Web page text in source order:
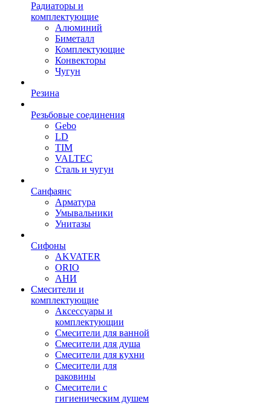
Радиаторы и
комплектующие
Алюминий
Биметалл
Комплектующие
Конвекторы
Чугун
Резина
Резьбовые соединения
Gebo
LD
TIM
VALTEC
Сталь и чугун
Санфаянс
Арматура
Умывальники
Унитазы
Сифоны
AKVATER
ORIO
АНИ
Смесители и
комплектующие
Аксессуары и
комплектующии
Смесители для ванной
Смесители для душа
Смесители для кухни
Смесители для
раковины
Смесители с
гигиеническим душем